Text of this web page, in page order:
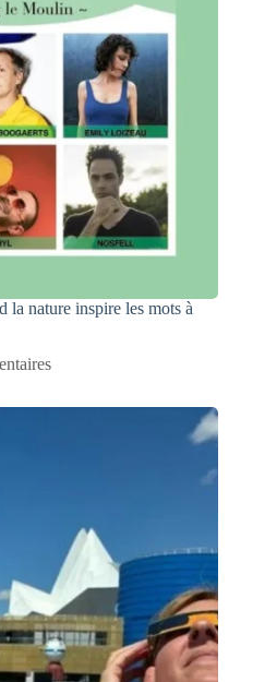
la nature inspire les mots à